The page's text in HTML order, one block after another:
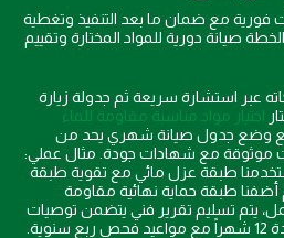
فورية مع ضمان ما بعد التنفيذ وتغطية
الخطة صيانة دورية للمواد المختارة وتقييم
عبر استشارة سريعة ثم جدولة زيارة
اختيار مواد مناسبة مقاومة للماء
مع وضع جدول صيانة شهري يحد من
موثوقة مع شهادات جودة. مثال عملي:
طبقة عزل مائي مع تقوية طبقة
أضفنا طبقة حماية نهائية مقاومة
يتم تسليم تقرير فني يتضمن توصيات